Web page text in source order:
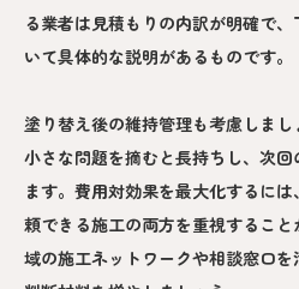
る業者は見積もりの内訳が明確で
いて具体的な説明があるものです。
塗り替え後の維持管理も考慮しま
小さな問題を摘むと長持ちし、次
ます。費用対効果を最大化するに
頼できる施工の両方を重視するこ
域の施工ネットワークや相談窓口を